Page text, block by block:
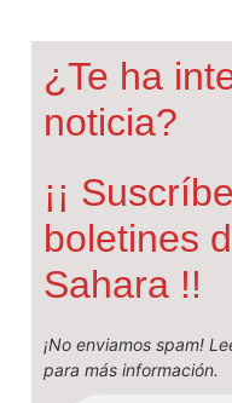
¿Te ha
noticia?
¡¡
boletines
Sahara !!
¡No enviamos spam!
para más información.